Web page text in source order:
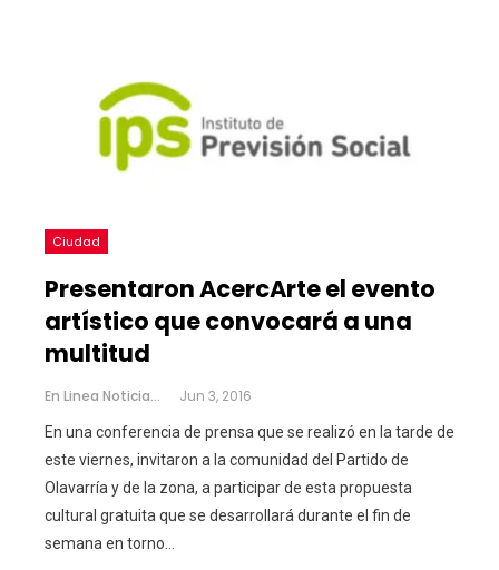
Ciudad
Presentaron AcercArte el evento
artístico que convocará a una
multitud
En Linea Noticias Jun 3, 2016
En una conferencia de prensa que se realizó en la tarde de
este viernes, invitaron a la comunidad del Partido de
Olavarría y de la zona, a participar de esta propuesta
cultural gratuita que se desarrollará durante el fin de
semana en torno…